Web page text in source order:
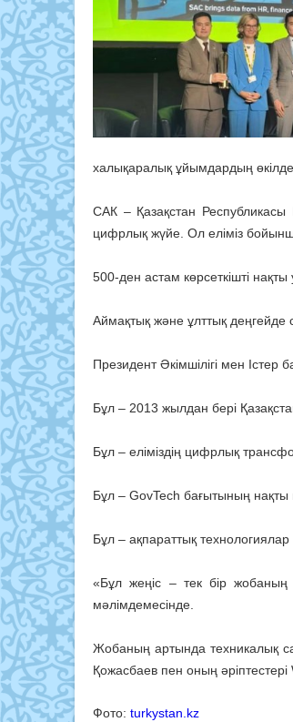
халықаралық ұйымдардың
САК – Қазақстан Республикасы
цифрлық жүйе. Ол еліміз
500-ден астам көрсеткішті
Аймақтық және ұлттық деңгейде
Президент Әкімшілігі мен
Бұл – 2013 жылдан бері
Бұл – еліміздің цифрлық
Бұл – GovTech бағытының нақты
Бұл – ақпараттық
«Бұл жеңіс – тек бір жобаның
мәлімдемесінде.
Жобаның артында техникалық
Қожасбаев пен оның
Фото: turkystan.kz